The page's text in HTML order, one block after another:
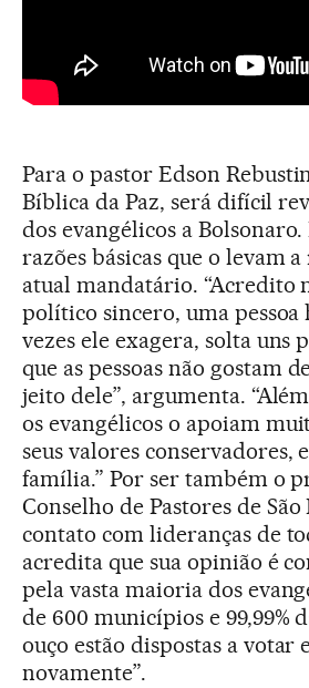
Para o pastor Edson
Bíblica da Paz, será difícil
dos evangélicos a
razões básicas que o levam
atual mandatário. “Acredito
político sincero, uma pessoa
vezes ele exagera, solta uns
que as pessoas não gostam
jeito dele”, argumenta.
os evangélicos o apoiam
seus valores conservadores,
família.” Por ser também o
Conselho de Pastores de
contato com lideranças de
acredita que sua opinião é
pela vasta maioria dos
de 600 municípios e 99,99%
ouço estão dispostas a votar
novamente”.